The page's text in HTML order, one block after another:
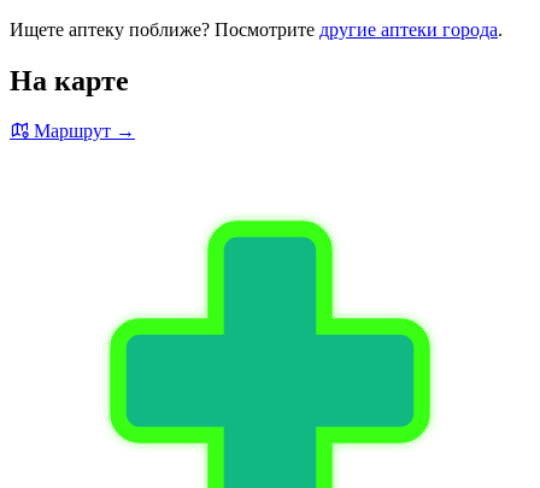
Ищете аптеку поближе? Посмотрите другие аптеки города.
На карте
Маршрут →